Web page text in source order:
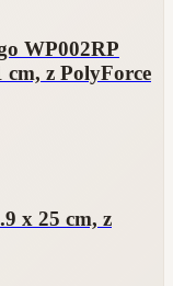
WP002RP
cm, z PolyForce
x 25 cm, z